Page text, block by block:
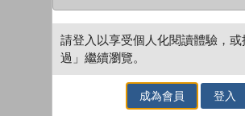
請登入以享受個人化閱讀體驗，或
過」繼續瀏覽。
成為會員 登入